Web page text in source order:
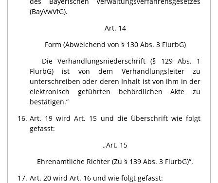
(BayVwVfG).
Art. 14
Form (Abweichend von § 130 Abs. 3 FlurbG)
Die Verhandlungsniederschrift (§ 129 Abs. 1
FlurbG) ist von dem Verhandlungsleiter zu
unterschreiben oder deren Inhalt ist von ihm in der
elektronisch geführten behördlichen Akte zu
bestätigen.“
16. Art. 19 wird Art. 15 und die Überschrift wie folgt
gefasst:
„Art. 15
Ehrenamtliche Richter (Zu § 139 Abs. 3 FlurbG)“.
17. Art. 20 wird Art. 16 und wie folgt gefasst: